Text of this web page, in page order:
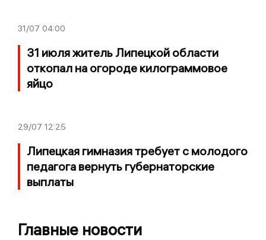
31/07 04:00
31 июля житель Липецкой области
откопал на огороде килограммовое
яйцо
29/07 12:25
Липецкая гимназия требует с молодого
педагога вернуть губернаторские
выплаты
Главные новости